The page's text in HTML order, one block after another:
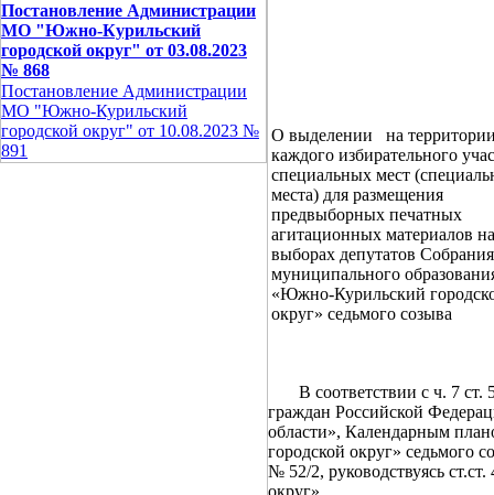
Постановление Администрации
МО "Южно-Курильский
городской округ" от 03.08.2023
№ 868
Постановление Администрации
МО "Южно-Курильский
городской округ" от 10.08.2023 №
891
О выделении на
каждого избирательного
специальных мест
места) для размещения
предвыборных печатных
агитационных материалов на
выборах депутатов Собрания
муниципального
«Южно-Курильский
округ» седьмого созыва
В соответствии с ч. 7 ст.
граждан Российской
области», Календарным
городской округ» седьмого
№ 52/2, руководствуясь
округ»